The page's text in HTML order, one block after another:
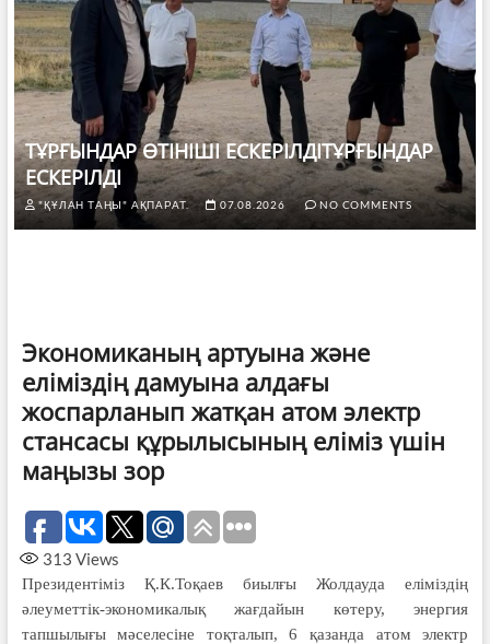
ТҰРҒЫНДАР ӨТІНІШІ ЕСКЕРІЛДІТҰРҒЫНДАР
ЕСКЕРІЛДІ
"ҚҰЛАН ТАҢЫ" АҚПАРАТ. 07.08.2026 NO COMMENTS
Экономиканың артуына және
еліміздің дамуына алдағы
жоспарланып жатқан атом электр
стансасы құрылысының еліміз үшін
маңызы зор
313 Views
Президентіміз Қ.К.Тоқаев биылғы Жолдауда еліміздің
әлеуметтік-экономикалық жағдайын көтеру, энергия
тапшылығы мәселесіне тоқталып, 6 қазанда атом электр